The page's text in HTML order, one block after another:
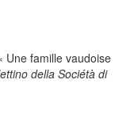
Une famille vaudoise
della Sociétà di